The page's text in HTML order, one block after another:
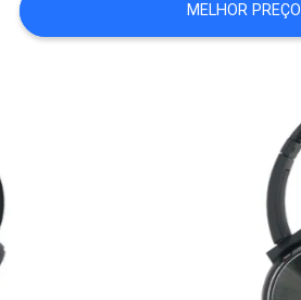
PRIVACY
MELHOR PREÇO